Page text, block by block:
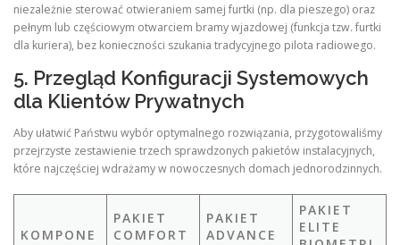
niezależnie sterować otwieraniem samej furtki (np. dla pieszego) oraz
pełnym lub częściowym otwarciem bramy wjazdowej (funkcja tzw. furtki
dla kuriera), bez konieczności szukania tradycyjnego pilota radiowego.
5. Przegląd Konfiguracji Systemowych
dla Klientów Prywatnych
Aby ułatwić Państwu wybór optymalnego rozwiązania, przygotowaliśmy
przejrzyste zestawienie trzech sprawdzonych pakietów instalacyjnych,
które najczęściej wdrażamy w nowoczesnych domach jednorodzinnych.
KOMPONE
PAKIET
COMFORT
PAKIET
ADVANCE
PAKIET
ELITE